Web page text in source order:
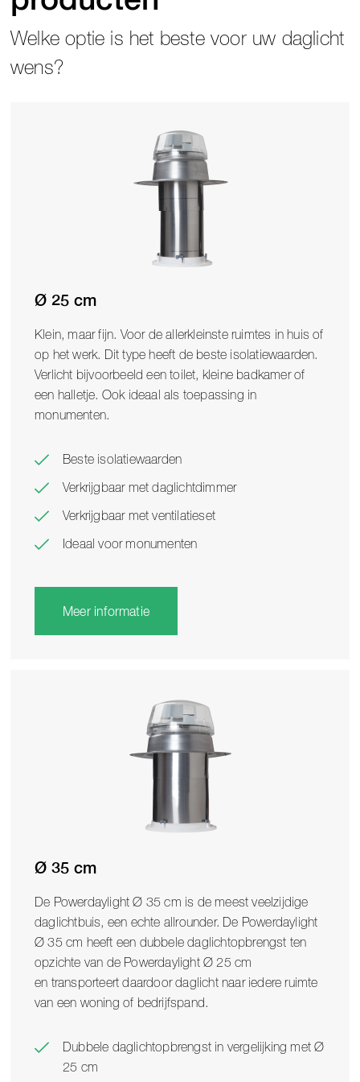
Welke optie is het beste voor uw daglicht
wens?
Ø 25 cm
Klein, maar fijn. Voor de allerkleinste ruimtes in huis of
op het werk. Dit type heeft de beste isolatiewaarden.
Verlicht bijvoorbeeld een toilet, kleine badkamer of
een halletje. Ook ideaal als toepassing in
monumenten.
Beste isolatiewaarden
Verkrijgbaar met daglichtdimmer
Verkrijgbaar met ventilatieset
Ideaal voor monumenten
Meer informatie
Ø 35 cm
De Powerdaylight Ø 35 cm is de meest veelzijdige
daglichtbuis, een echte allrounder. De Powerdaylight
Ø 35 cm heeft een dubbele daglichtopbrengst ten
opzichte van de Powerdaylight Ø 25 cm
en transporteert daardoor daglicht naar iedere ruimte
van een woning of bedrijfspand.
Dubbele daglichtopbrengst in vergelijking met Ø
25 cm